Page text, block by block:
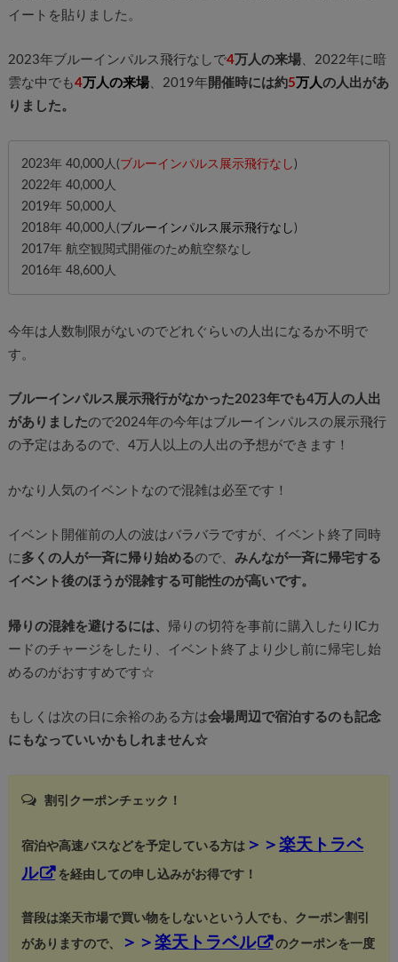
イートを貼りました。
2023年ブルーインパルス飛行なしで4万人の来場、2022年に暗
雲な中でも4万人の来場、2019年 開催時には約5 万人の人出があ
りました。
2023年 40,000人(ブルーインパルス展示飛行なし )
2022年 40,000人
2019年 50,000人
2018年 40,000人(ブルーインパルス展示飛行なし )
2017年 航空観閲式開催のため航空祭なし
2016年 48,600人
今年は人数制限がないのでどれぐらいの人出になるか不明で
す。
ブルーインパルス展示飛行がなかった2023年でも4万人の人出
がありましたので2024年の今年はブルーインパルスの展示飛行
の予定はあるので、4万人以上の人出の予想ができます！
かなり人気のイベントなので混雑は必至です！
イベント開催前の人の波はバラバラですが、イベント終了同時
に多くの人が一斉に帰り始めるので、 みんなが一斉に帰宅する
イベント後のほうが混雑する可能性のが高いです。
帰りの混雑を避けるには、 帰りの切符を事前に購入したりICカ
ードのチャージをしたり、イベント終了より少し前に帰宅し始
めるのがおすすめです☆
もしくは次の日に余裕のある方は会場周辺で宿泊するのも記念
にもなっていいかもしれません☆
割引クーポンチェック！
宿泊や高速バスなどを予定している方は ＞＞楽天トラベ
ル
を経由しての申し込みがお得です！
普段は楽天市場で買い物をしないという人でも、クーポン割引
がありますので、 ＞＞楽天トラベル のクーポンを一度